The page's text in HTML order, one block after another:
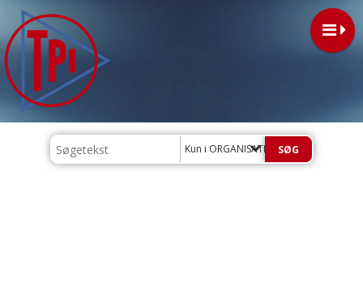
Kun i ORGANISATION